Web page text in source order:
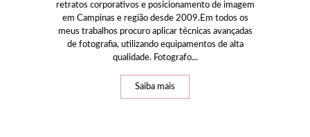
retratos corporativos e posicionamento de imagem
em Campinas e região desde 2009.Em todos os
meus trabalhos procuro aplicar técnicas avançadas
de fotografia, utilizando equipamentos de alta
qualidade. Fotografo...
Saiba mais